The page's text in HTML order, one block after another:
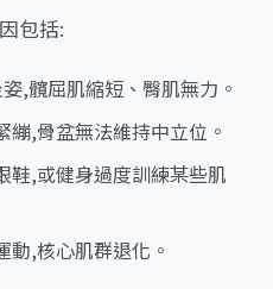
包括:
,髖屈肌縮短、臀肌無力。
繃,骨盆無法維持中立位。
鞋,或健身過度訓練某些肌
動,核心肌群退化。